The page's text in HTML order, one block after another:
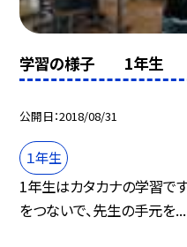
学習の様子 1年生
公開日 2018/08/31
１年生
1年生はカタカナの学習で
をつないで、先生の手元を...